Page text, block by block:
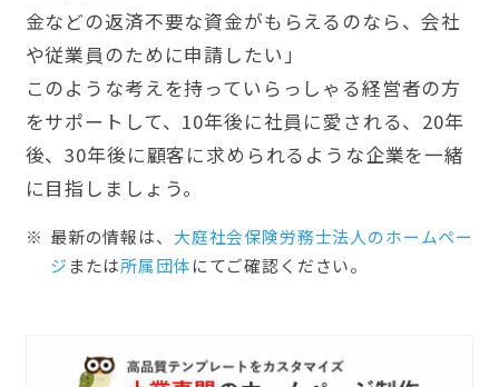
金などの返済不要な資金がもらえるのなら、会社
や従業員のために申請したい」
このような考えを持っていらっしゃる経営者の方
をサポートして、10年後に社員に愛される、20年
後、30年後に顧客に求められるような企業を一緒
に目指しましょう。
最新の情報は、 大庭社会保険労務士法人のホームぺー
ジ または所属団体にてご確認ください。